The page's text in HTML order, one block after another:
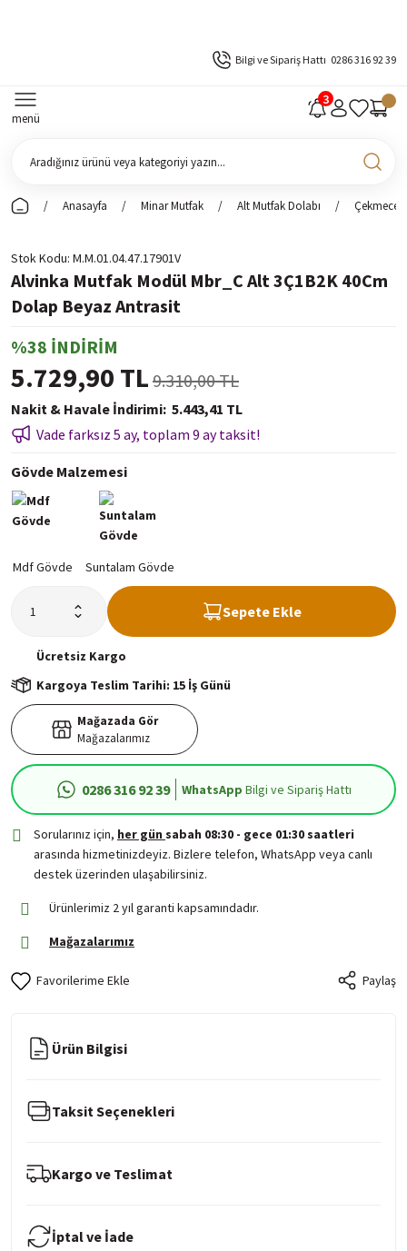
Bilgi ve Sipariş Hattı 0286 316 92 39
menü
Anasayfa Minar Mutfak Alt Mutfak Dolabı
Stok Kodu M.M.01.04.47.17901V
Alvinka Mutfak Modül Mbr_C Alt 3Ç1B2K 40Cm
Dolap Beyaz Antrasit
%38 İNDİRİM
5.729,90 TL 9.310,00 TL
Nakit & Havale İndirimi 5.443,41 TL
Vade farksız 5 ay, toplam 9 ay taksit!
Gövde Malzemesi
Sepete Ekle
Ücretsiz Kargo
Kargoya Teslim Tarihi: 15 İş Günü
Mağazada Gör
Mağazalarımız
0286 316 92 39 WhatsApp Bilgi ve Sipariş Hattı
Sorularınız için, her gün sabah 08:30 - gece 01:30 saatleri
arasında hizmetinizdeyiz. Bizlere telefon, WhatsApp veya canlı
destek üzerinden ulaşabilirsiniz.
Ürünlerimiz 2 yıl garanti kapsamındadır.
Mağazalarımız
Paylaş
Ürün Bilgisi
Taksit Seçenekleri
Kargo ve Teslimat
İptal ve İade